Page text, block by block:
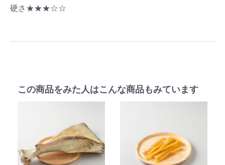
硬さ★★★☆☆
この商品をみた人はこんな商品もみています